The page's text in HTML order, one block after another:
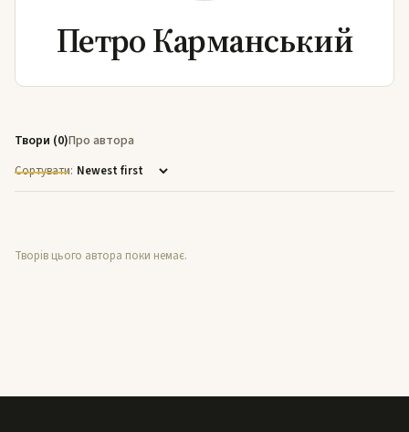
Петро Карманський
Твори (0)Про автора
Сортувати:
Творів цього автора поки немає.